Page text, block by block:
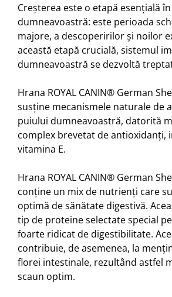
Creșterea este o etapă esențială
dumneavoastră: este perioada
majore, a descoperirilor și noilor
această etapă crucială, sistemul
dumneavoastră se dezvoltă
Hrana ROYAL CANIN® German
susține mecanismele naturale de
puiului dumneavoastră, datorită
complex brevetat de antioxidanți,
vitamina E.
Hrana ROYAL CANIN® German
conține un mix de nutrienți care
optimă de sănătate digestivă.
tip de proteine selectate special
foarte ridicat de digestibilitate.
contribuie, de asemenea, la
florei intestinale, rezultând astfel
scaun optim.